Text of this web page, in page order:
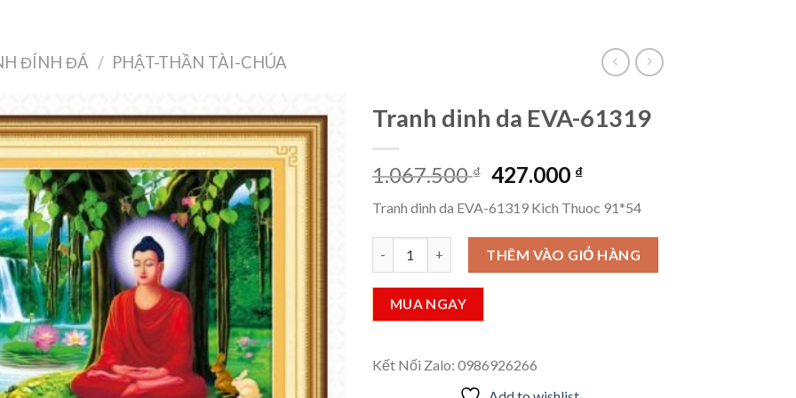
ĐÍNH ĐÁ / PHẬT-THẦN TÀI-CHÚA
Add to
wishlist
Tranh dinh da EVA-61319
1.067.500₫ Giá
là:
1.067.500 ₫.
427.000 ₫Giá
tại
là:
427.000 ₫.
Tranh dinh da EVA-61319 Kich Thuoc 91*54
Tranh dinh da EVA-61319 số lượng
THÊM VÀO GIỎ HÀNG
MUA NGAY
Kết Nối Zalo: 0986926266